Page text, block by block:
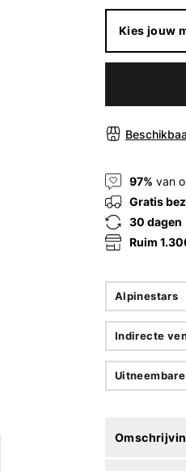
Kies jouw
97% van
Gratis
30 dagen
Ruim
Alpinestars
Indirecte